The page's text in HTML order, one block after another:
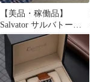
【美品・稼働品】
Salvator サルバトーレ
タンク オクタゴン クォ
ーツ